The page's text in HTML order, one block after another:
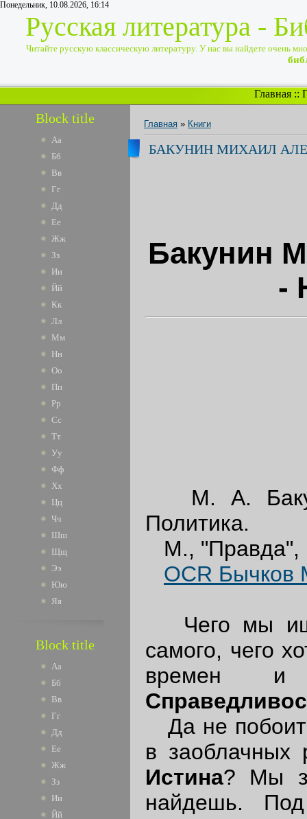
Понедельник, 10.08.2026, 16:14
Русская литература -
Читайте русскую классическую литературу. У нас вы найдете очень
Главная ::
Block title
Аа
Бб
Вв
Гг
Дд
Ее
Жж
Зз
Ии
Йй
Кк
Лл
Мм
Нн
Оо
Пп
Рр
Сс
Тт
Уу
Фф
Хх
Цц
Чч
Шш
Щщ
Ээ
Юю
Яя
Block title
Аа
Бб
Вв
Гг
Дд
Ее
Жж
Зз
Ии
Йй
Главная » Книги
БАКУНИН МИХАИЛ
Бакунин
-
М. А.
Политика.
М., "Правда",
OCR Бычков
Чего мы
самого, чего
времен
Да не
в заоблачных
Истина? Мы
найдешь.